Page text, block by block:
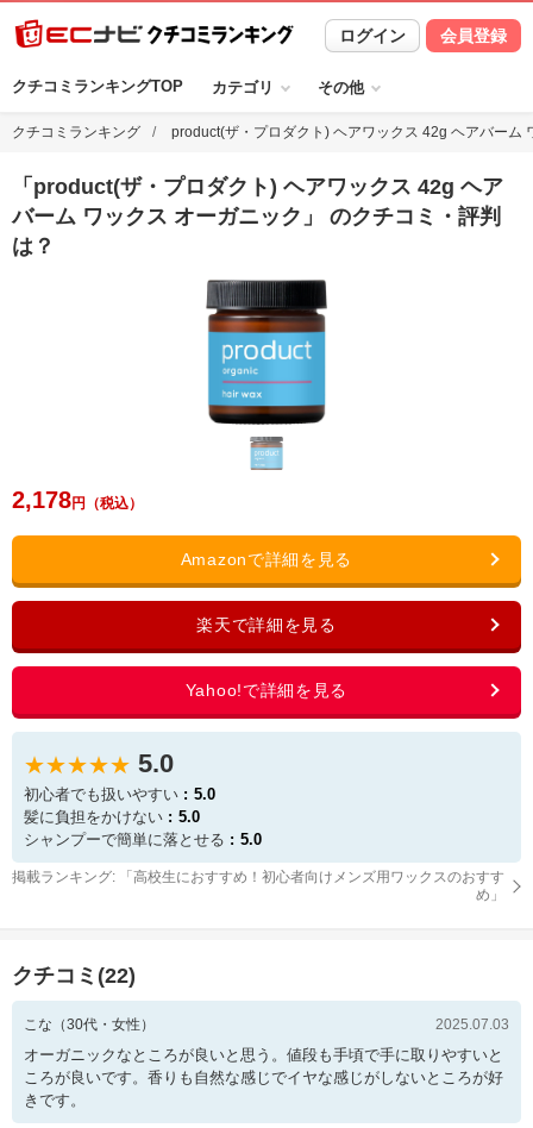
ログイン 会員登録
クチコミランキングTOP カテゴリ その他
クチコミランキング product(ザ・プロダクト) ヘアワックス 42g ヘアバーム
「 product(ザ・プロダクト) ヘアワックス 42g ヘア
バーム ワックス オーガニック 」 のクチコミ・評判
は？
2,178
★★★★★ 5.0
初心者でも扱いやすい
5.0
髪に負担をかけない
5.0
シャンプーで簡単に落とせる
5.0
掲載ランキング: 「 高校生におすすめ！初心者向けメンズ用ワックスのおすす
め 」
クチコミ(22)
こな （30代・ 女性 ） 2025.07.03
オーガニックなところが良いと思う。値段も手頃で手に取りやすいと
ころが良いです。香りも自然な感じでイヤな感じがしないところが好
きです。